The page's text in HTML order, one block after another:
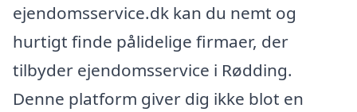
ejendomsservice.dk kan du nemt og
hurtigt finde pålidelige firmaer, der
tilbyder ejendomsservice i Rødding.
Denne platform giver dig ikke blot en